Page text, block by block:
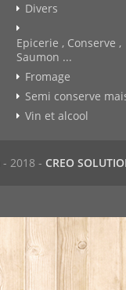
Divers
Epicerie , Conserve ,
Saumon ...
Fromage
Semi conserve
Vin et alcool
- 2018 - CREO